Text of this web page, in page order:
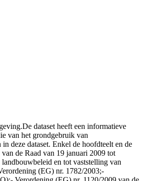
dataset heeft een informatieve
van het grondgebruik van
deze dataset. Enkel de hoofdteelt en de
de Raad van 19 januari 2009 tot
en tot vaststelling van
(EG) nr. 1782/2003;-